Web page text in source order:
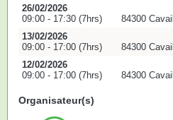
26/02/2026
09:00 - 17:30 (7hrs)
84300
13/02/2026
09:00 - 17:00 (7hrs)
84300
12/02/2026
09:00 - 17:00 (7hrs)
84300
Organisateur(s)